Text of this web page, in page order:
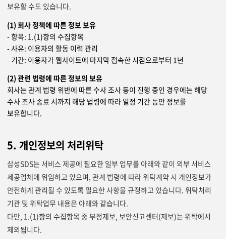
보유할 수도 있습니다.
(1) 회사 정책에 따른 정보 보유
- 항목: 1.(1)항의 수집항목
- 사유: 이용자의 활동 이력 관리
- 기간: 이용자가 웹사이트에 마지막 접속한 시점으로부터 1년
(2) 관련 법령에 따른 정보의 보유
회사는 관계 법령 위반에 따른 수사 조사 등이 진행 중인 경우에는 해당
수사 조사 종료 시까지 해당 법령에 따라 일정 기간 동안 정보를
보유합니다.
5. 개인정보의 처리위탁
삼성SDS는 서비스 제공에 필요한 일부 업무를 아래와 같이 외부 서비스
제공업체에 위임하고 있으며, 관계 법령에 따라 위탁계약 시 개인정보가
안전하게 관리될 수 있도록 필요한 사항을 규정하고 있습니다. 위탁처리
기관 및 위탁업무 내용은 아래와 같습니다.
다만, 1.(1)항의 수집항목 중 부정제보, 보안신고센터(제보)는 위탁에서
제외됩니다.